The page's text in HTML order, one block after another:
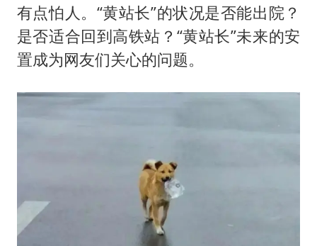
有点怕人。“黄站长”的状况是否能出院？
是否适合回到高铁站？“黄站长”未来的安
置成为网友们关心的问题。